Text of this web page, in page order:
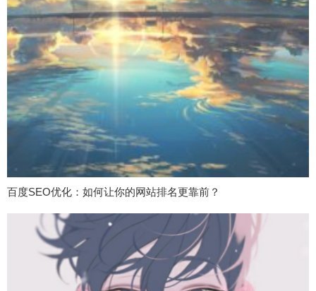
百度SEO优化：如何让你的网站排名更靠前？